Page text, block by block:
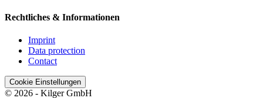
Rechtliches & Informationen
Imprint
Data protection
Contact
Cookie Einstellungen
© 2026 - Kilger GmbH